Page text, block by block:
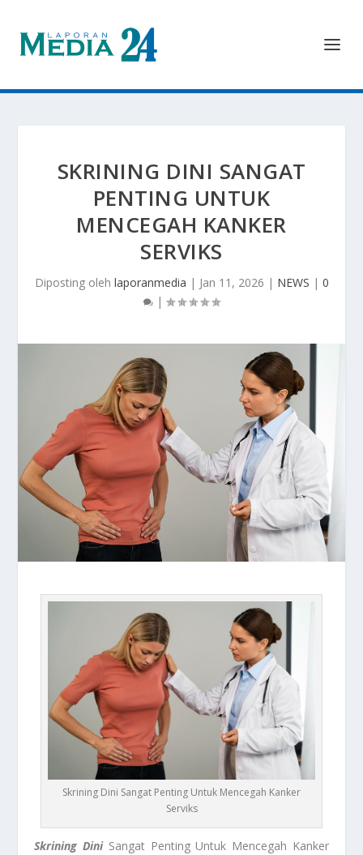
SKRINING DINI SANGAT
PENTING UNTUK
MENCEGAH KANKER
SERVIKS
Diposting oleh laporanmedia | Jan 11, 2026 | NEWS | 0
|
Skrining Dini Sangat Penting Untuk Mencegah Kanker
Serviks
Skrining DiniSangat Penting Untuk Mencegah Kanker